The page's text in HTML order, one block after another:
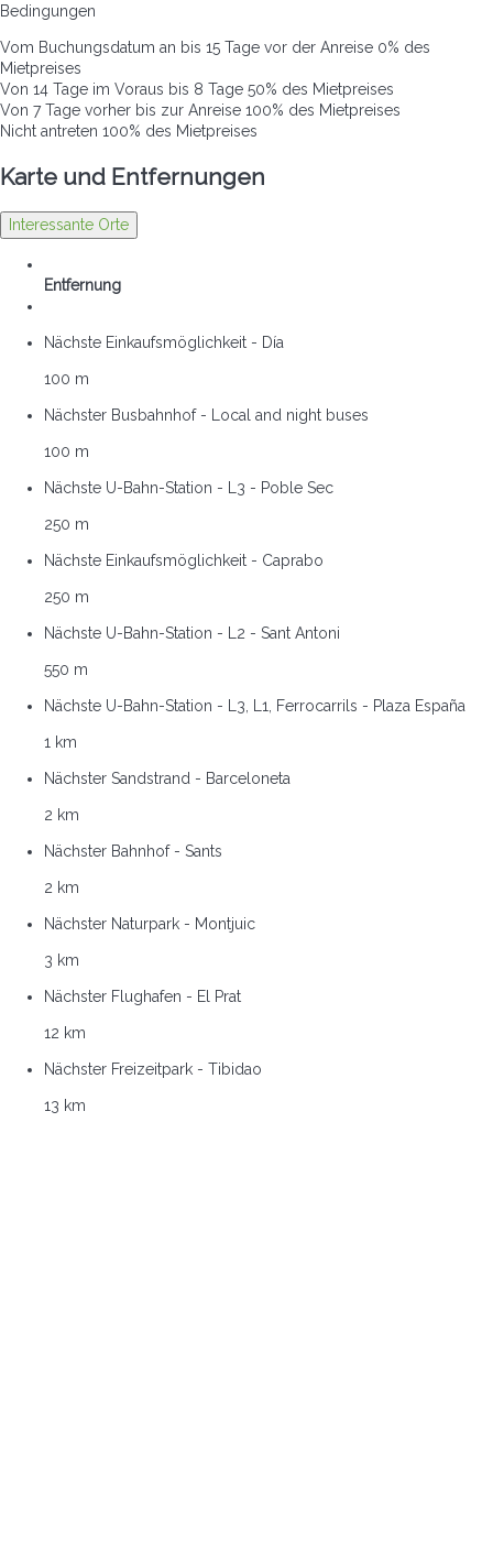
Bedingungen
Vom Buchungsdatum an bis 15 Tage vor der Anreise 0% des
Mietpreises
Von 14 Tage im Voraus bis 8 Tage 50% des Mietpreises
Von 7 Tage vorher bis zur Anreise 100% des Mietpreises
Nicht antreten 100% des Mietpreises
Karte und Entfernungen
Interessante Orte
Entfernung
Nächste Einkaufsmöglichkeit - Día
100 m
Nächster Busbahnhof - Local and night buses
100 m
Nächste U-Bahn-Station - L3 - Poble Sec
250 m
Nächste Einkaufsmöglichkeit - Caprabo
250 m
Nächste U-Bahn-Station - L2 - Sant Antoni
550 m
Nächste U-Bahn-Station - L3, L1, Ferrocarrils - Plaza España
1 km
Nächster Sandstrand - Barceloneta
2 km
Nächster Bahnhof - Sants
2 km
Nächster Naturpark - Montjuic
3 km
Nächster Flughafen - El Prat
12 km
Nächster Freizeitpark - Tibidao
13 km